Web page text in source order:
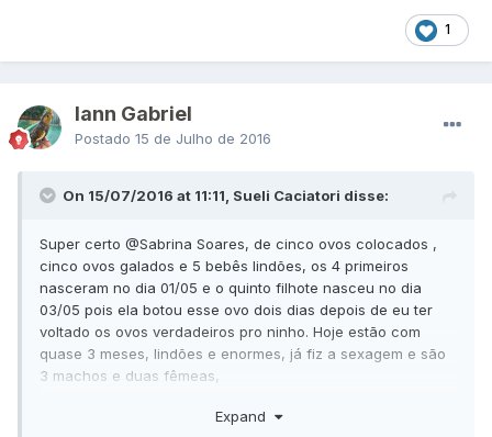
1
Iann Gabriel
Postado 15 de Julho de 2016
On 15/07/2016 at 11:11, Sueli Caciatori disse:
Super certo @Sabrina Soares, de cinco ovos colocados ,
cinco ovos galados e 5 bebês lindões, os 4 primeiros
nasceram no dia 01/05 e o quinto filhote nasceu no dia
03/05 pois ela botou esse ovo dois dias depois de eu ter
voltado os ovos verdadeiros pro ninho. Hoje estão com
quase 3 meses, lindões e enormes, já fiz a sexagem e são
3 machos e duas fêmeas,
Posso dizer que a experiência foi um sucesso!!!!!!!!!
Expand